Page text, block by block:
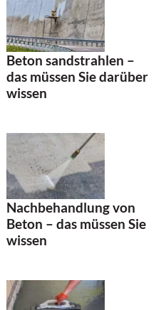
Beton sandstrahlen –
das müssen Sie darüber
wissen
Nachbehandlung von
Beton – das müssen Sie
wissen